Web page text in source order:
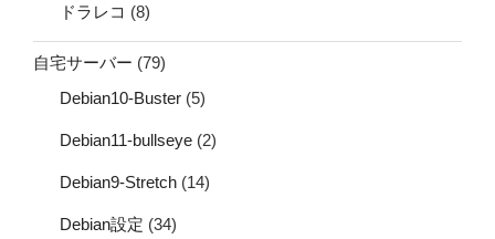
ドラレコ (8)
自宅サーバー (79)
Debian10-Buster (5)
Debian11-bullseye (2)
Debian9-Stretch (14)
Debian設定 (34)